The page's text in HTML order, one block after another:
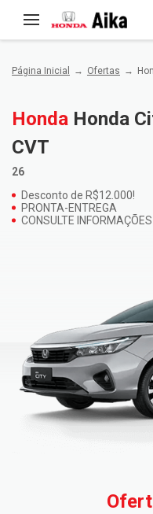
Página Inicial Ofertas
Honda Honda
CVT
26
Desconto de R$12.000!
PRONTA-ENTREGA
CONSULTE INFORMAÇÕES